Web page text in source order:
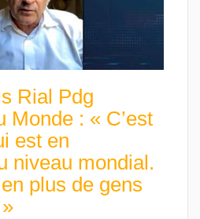
Rial Pdg
Monde : « C’est
est en
niveau mondial.
plus de gens